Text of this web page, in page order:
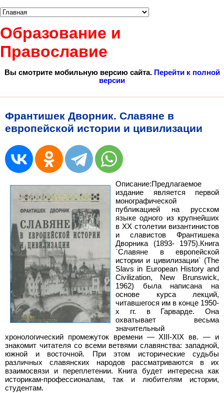
Образование и
Православие
Вы смотрите мобильную версию сайта. Перейти к полной
версии
Франтишек Дворник. Славяне в
европейской истории и цивилизации
Описание:Предлагаемое
издание является первой
монографической
публикацией на русском
языке одного из крупнейших
в XX столетии византинистов
и славистов Франтишека
Дворника (1893- 1975).Книга
`Славяне в европейской
истории и цивилизации` (The
Slavs in European History and
Civilization, New Brunswick,
1962) была написана на
основе курса лекций,
читавшегося им в конце 1950-
х гг. в Гарварде. Она
охватывает весьма
значительный
хронологический промежуток времени — XIII-XIX вв. — и
знакомит читателя со всеми ветвями славянства: западной,
южной и восточной. При этом исторические судьбы
различных славянских народов рассматриваются в их
взаимосвязи и переплетении. Книга будет интересна как
историкам-профессионалам, так и любителям истории,
студентам.